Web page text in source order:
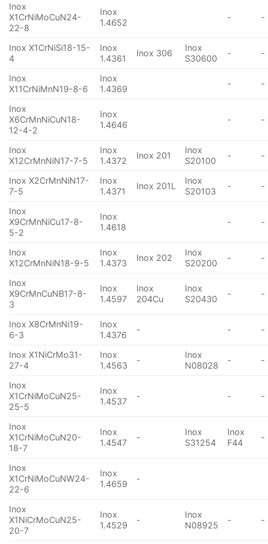
Inox
X1CrNiMoCuN24-
22-8
Inox
1.4652
- -
Inox X1CrNiSi18-15-
4
Inox
1.4361
Inox 306
Inox
S30600
- -
Inox
X11CrNiMnN19-8-6
Inox
1.4369
- -
Inox
X6CrMnNiCuN18-
12-4-2
Inox
1.4646
- -
Inox
X12CrMnNiN17-7-5
Inox
1.4372
Inox 201
Inox
S20100
- -
Inox X2CrMnNiN17-
7-5
Inox
1.4371
Inox 201L
Inox
S20103
- -
Inox
X9CrMnNiCu17-8-
5-2
Inox
1.4618
- -
Inox
X12CrMnNiN18-9-5
Inox
1.4373
Inox 202
Inox
S20200
- -
Inox
X9CrMnCuNB17-8-
3
Inox
1.4597
Inox
204Cu
Inox
S20430
- -
Inox X8CrMnNi19-
6-3
Inox
1.4376
- - -
Inox X1NiCrMo31-
27-4
Inox
1.4563
-
Inox
N08028
- -
Inox
X1CrNiMoCuN25-
25-5
Inox
1.4537
- - -
Inox
X1CrNiMoCuN20-
18-7
Inox
1.4547
-
Inox
S31254
Inox
F44
-
Inox
X1CrNiMoCuNW24-
22-6
Inox
1.4659
-
Inox
X1NiCrMoCuN25-
20-7
Inox
1.4529
-
Inox
N08925
- -